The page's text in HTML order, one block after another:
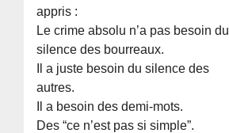
appris :
Le crime absolu n’a pas besoin du
silence des bourreaux.
Il a juste besoin du silence des
autres.
Il a besoin des demi-mots.
Des “ce n’est pas si simple”.